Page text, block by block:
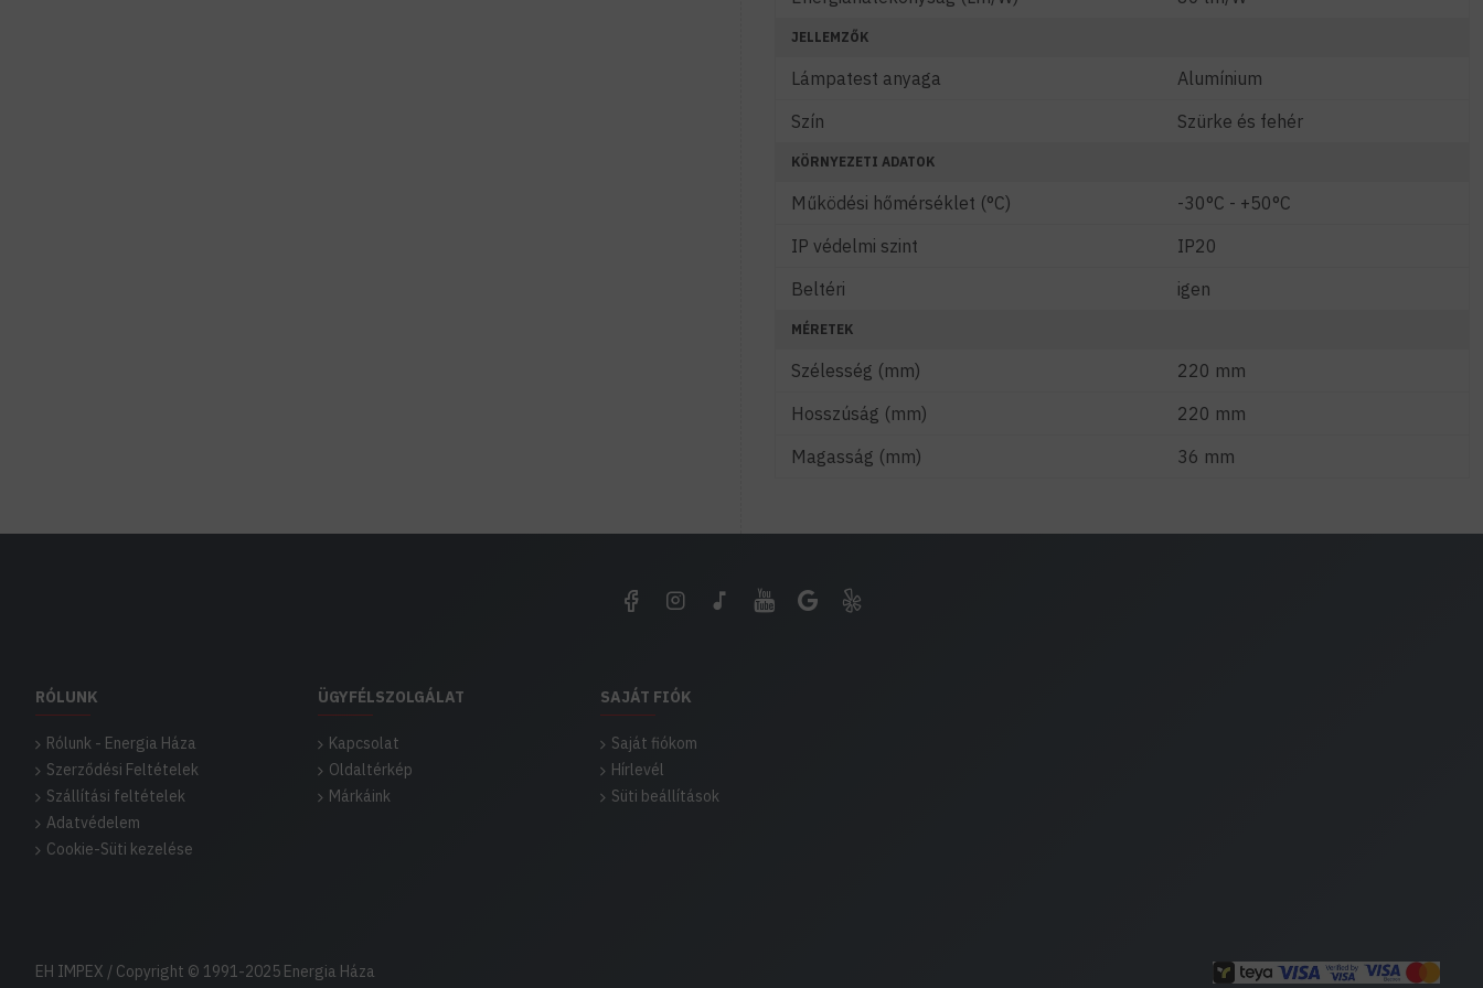
JELLEMZŐK
Lámpatest anyaga
Alumínium
Szín
Szürke és fehér
KÖRNYEZETI ADATOK
Működési hőmérséklet (°C)
-30°C - +50°C
IP védelmi szint
IP20
Beltéri
igen
MÉRETEK
Szélesség (mm)
220 mm
Hosszúság (mm)
220 mm
Magasság (mm)
36 mm
RÓLUNK
Rólunk - Energia Háza
Szerződési Feltételek
Szállítási feltételek
Adatvédelem
Cookie-Süti kezelése
ÜGYFÉLSZOLGÁLAT
Kapcsolat
Oldaltérkép
Márkáink
SAJÁT FIÓK
Saját fiókom
Hírlevél
Süti beállítások
EH IMPEX / Copyright © 1991-2025 Energia Háza